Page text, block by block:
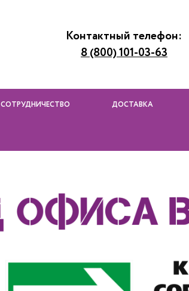
Контактный телефон:
8 (800) 101-03-63
СОТРУДНИЧЕСТВО ДОСТАВКА